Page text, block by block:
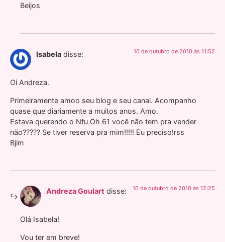
Beijos
Isabela disse: 10 de outubro de 2010 às 11:52
Oi Andreza.
Primeiramente amoo seu blog e seu canal. Acompanho
quase que diariamente a muitos anos. Amo.
Estava querendo o Nfu Oh 61 você não tem pra vender
não????? Se tiver reserva pra mim!!!!! Eu preciso!rss
Bjim
Andreza Goulart disse: 10 de outubro de 2010 às 12:25
Olá Isabela!
Vou ter em breve!